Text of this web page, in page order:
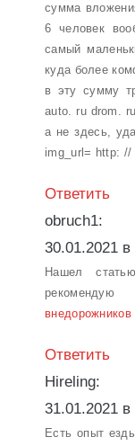
сумма
6 человек
самый
куда более
в эту сумму
auto. ru drom.
а не здесь,
img_url= http:
Ответить
obruch1:
30.01.2021 в
Нашел
внедорожников
Ответить
Hireling:
31.01.2021 в
Есть опыт